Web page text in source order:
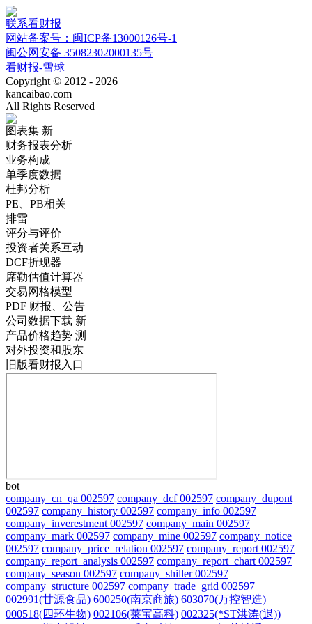
联系看财报
网站备案号：闽ICP备13000126号-1
闽公网安备 35082302000135号
看财报-雪球
Copyright © 2012 - 2026
kancaibao.com
All Rights Reserved
图表集 新
财务报表分析
业务构成
单季度数据
杜邦分析
PE、PB相关
排雷
评分与评价
投资者关系互动
DCF折现器
席勒估值计算器
交易网格模型
PDF 财报、公告
公司数据下载 新
产品价格趋势 测
对外投资和股东
旧版看财报入口
bot
company_cn_qa 002597 company_dcf 002597 company_dupont
002597 company_history 002597 company_info 002597
company_inverestment 002597 company_main 002597
company_mark 002597 company_mine 002597 company_notice
002597 company_price_relation 002597 company_report 002597
company_report_analysis 002597 company_report_chart 002597
company_season 002597 company_shiller 002597
company_structure 002597 company_trade_grid 002597
002991(甘源食品) 600250(南京商旅) 603070(万控智造)
000518(四环生物) 002106(莱宝高科) 002325(*ST洪涛(退))